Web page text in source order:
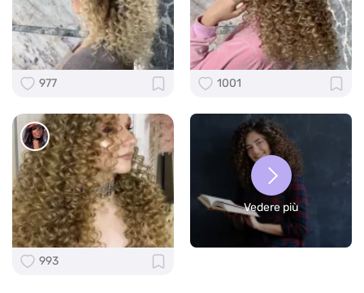
977 1001
993
Vedere più